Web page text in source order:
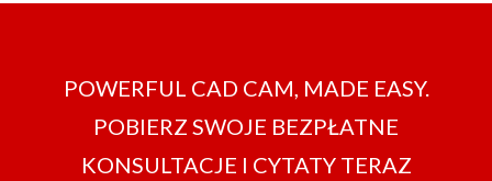
POWERFUL CAD CAM, MADE EASY.
POBIERZ SWOJE BEZPŁATNE
KONSULTACJE I CYTATY TERAZ